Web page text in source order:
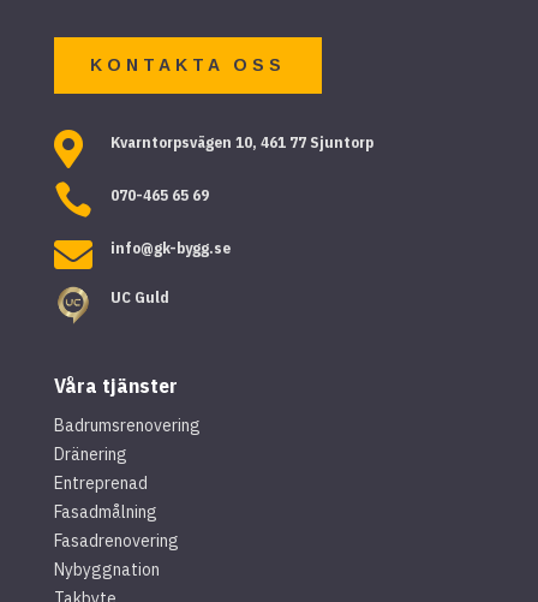
KONTAKTA OSS
 Kvarntorpsvägen 10, 461 77 Sjuntorp
 070-465 65 69
 info@gk-bygg.se
UC Guld
Våra tjänster
Badrumsrenovering
Dränering
Entreprenad
Fasadmålning
Fasadrenovering
Nybyggnation